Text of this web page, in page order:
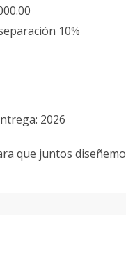
10%
2026
que juntos